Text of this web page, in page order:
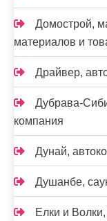
Домострой,
материалов и
Драйвер,
Дубрава-
компания
Дунай,
Душанбе,
Елки и